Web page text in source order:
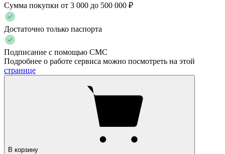
Сумма покупки от 3 000 до 500 000 ₽
Достаточно только паспорта
Подписание с помощью СМС
Подробнее о работе сервиса можно посмотреть на этой
странице
В корзину